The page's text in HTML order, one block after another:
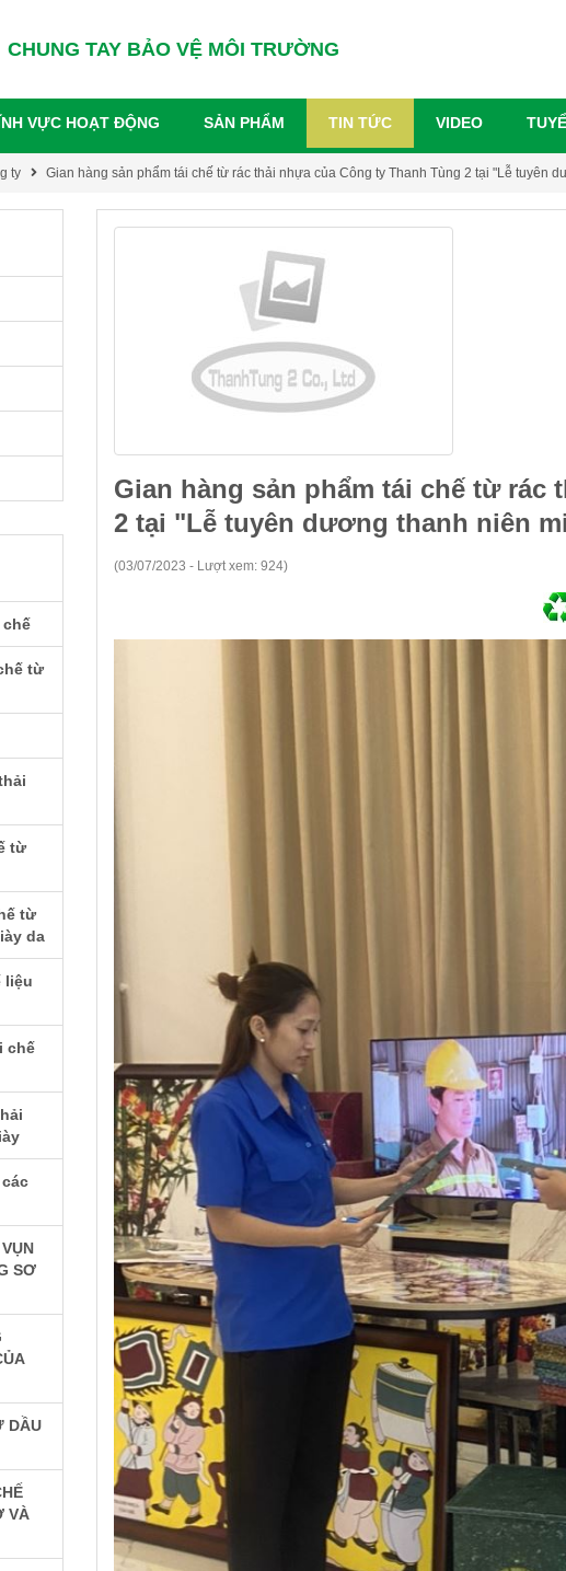
CHUNG TAY BẢO VỆ MÔI TRƯỜNG
VỰC HOẠT ĐỘNG SẢN PHẨM TIN TỨC VIDEO
ty Gian hàng sản phẩm tái chế từ rác thải nhựa của Công ty Thanh Tùng 2 tại "Lễ tuyên
Gian hàng sản phẩm tái chế từ rác
2 tại "Lễ tuyên dương thanh niên
(03/07/2023 - Lượt xem: 924)
chế
từ
từ
từ
da
liệu
chế
SƠ
DẦU
VÀ